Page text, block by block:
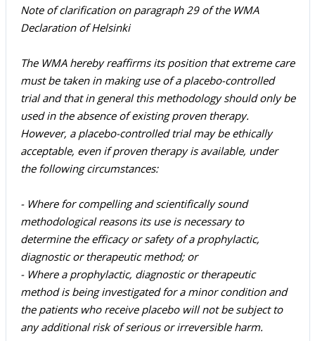
Note of clarification on paragraph 29 of the WMA
Declaration of Helsinki
The WMA hereby reaffirms its position that extreme care
must be taken in making use of a placebo-controlled
trial and that in general this methodology should only be
used in the absence of existing proven therapy.
However, a placebo-controlled trial may be ethically
acceptable, even if proven therapy is available, under
the following circumstances:
- Where for compelling and scientifically sound
methodological reasons its use is necessary to
determine the efficacy or safety of a prophylactic,
diagnostic or therapeutic method; or
- Where a prophylactic, diagnostic or therapeutic
method is being investigated for a minor condition and
the patients who receive placebo will not be subject to
any additional risk of serious or irreversible harm.